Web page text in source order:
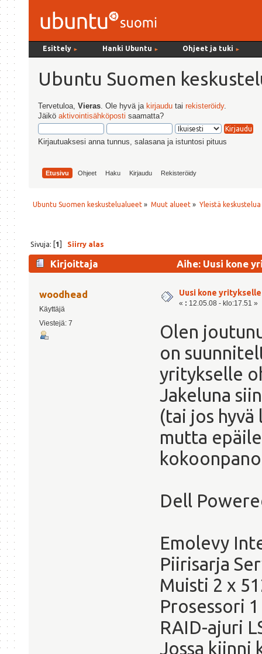
Esittely ► Hanki Ubuntu ► Ohjeet ja tuki ►
Ubuntu Suomen
Tervetuloa,Vieras . Ole hyvä ja kirjaudu tairekisteröidy.
Jäiköaktivointisähköposti saamatta?
Kirjautuaksesi anna tunnus, salasana ja istuntosi pituus
Etusivu Ohjeet Haku Kirjaudu Rekisteröidy
Ubuntu Suomen keskustelualueet » Muut alueet» Yleistä keskustelua
Sivuja: [1] Siirry alas
Kirjoittaja Aihe: Uusi kone
woodhead
Käyttäjä
Viestejä: 7
Uusi kone yritykselle
« : 12.05.08 - klo:17.51 »
Olen
on
yritykselle
Jakeluna
(tai jos hyvä
mutta
Dell
Emolevy
Piirisarja
Muisti 2 x
Prosessori
RAID-ajuri
Jossa kiinni